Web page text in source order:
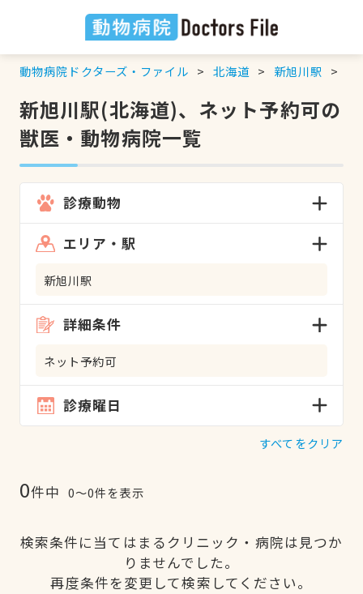
動物病院ドクターズ・ファイル 北海道 新旭川駅
新旭川駅(北海道)、ネット予約可の
獣医・動物病院一覧
診療動物
エリア・駅
新旭川駅
詳細条件
ネット予約可
診療曜日
すべてをクリア
0件中 0〜0件を表示
検索条件に当てはまるクリニック・病院は見つか
りませんでした。
再度条件を変更して検索してください。